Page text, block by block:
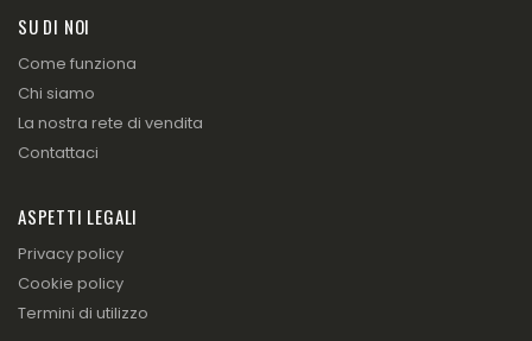
SU DI NOI
Come funziona
Chi siamo
La nostra rete di vendita
Contattaci
ASPETTI LEGALI
Privacy policy
Cookie policy
Termini di utilizzo